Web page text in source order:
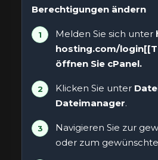
Berechtigungen ändern
Melden Sie sich unter
hosting.com/
öffnen Sie cPanel.
Klicken Sie unter
Dateimanager.
Navigieren Sie zur
oder zum